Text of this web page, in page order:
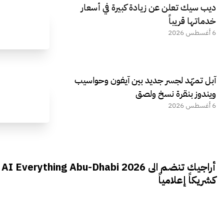
ديب سيك تعلن عن زيادة كبيرة في أسعار
خدماتها قريباً
6 أغسطس 2026
آبل تمهّد لجسر جديد بين آيفون وحواسيب
ويندوز بنقرة نسخ ولصق
6 أغسطس 2026
أراجيك تنضم الى AI Everything Abu-Dhabi 2026
كشريكاً إعلامياً